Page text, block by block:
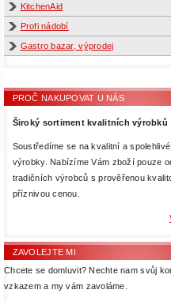
KitchenAid
Profi nádobí
Gastro bazar, výprodej
PROČ NAKUPOVAT U NÁS
Široký sortiment kvalitních výrobků
Soustředíme se na kvalitní a spolehlivé
výrobky. Nabízíme Vám zboží pouze
tradičních výrobců s prověřenou
příznivou cenou.
ZAVOLEJTE MI
Chcete se domluvit? Nechte nam svůj
vzkazem a my vám zavoláme.